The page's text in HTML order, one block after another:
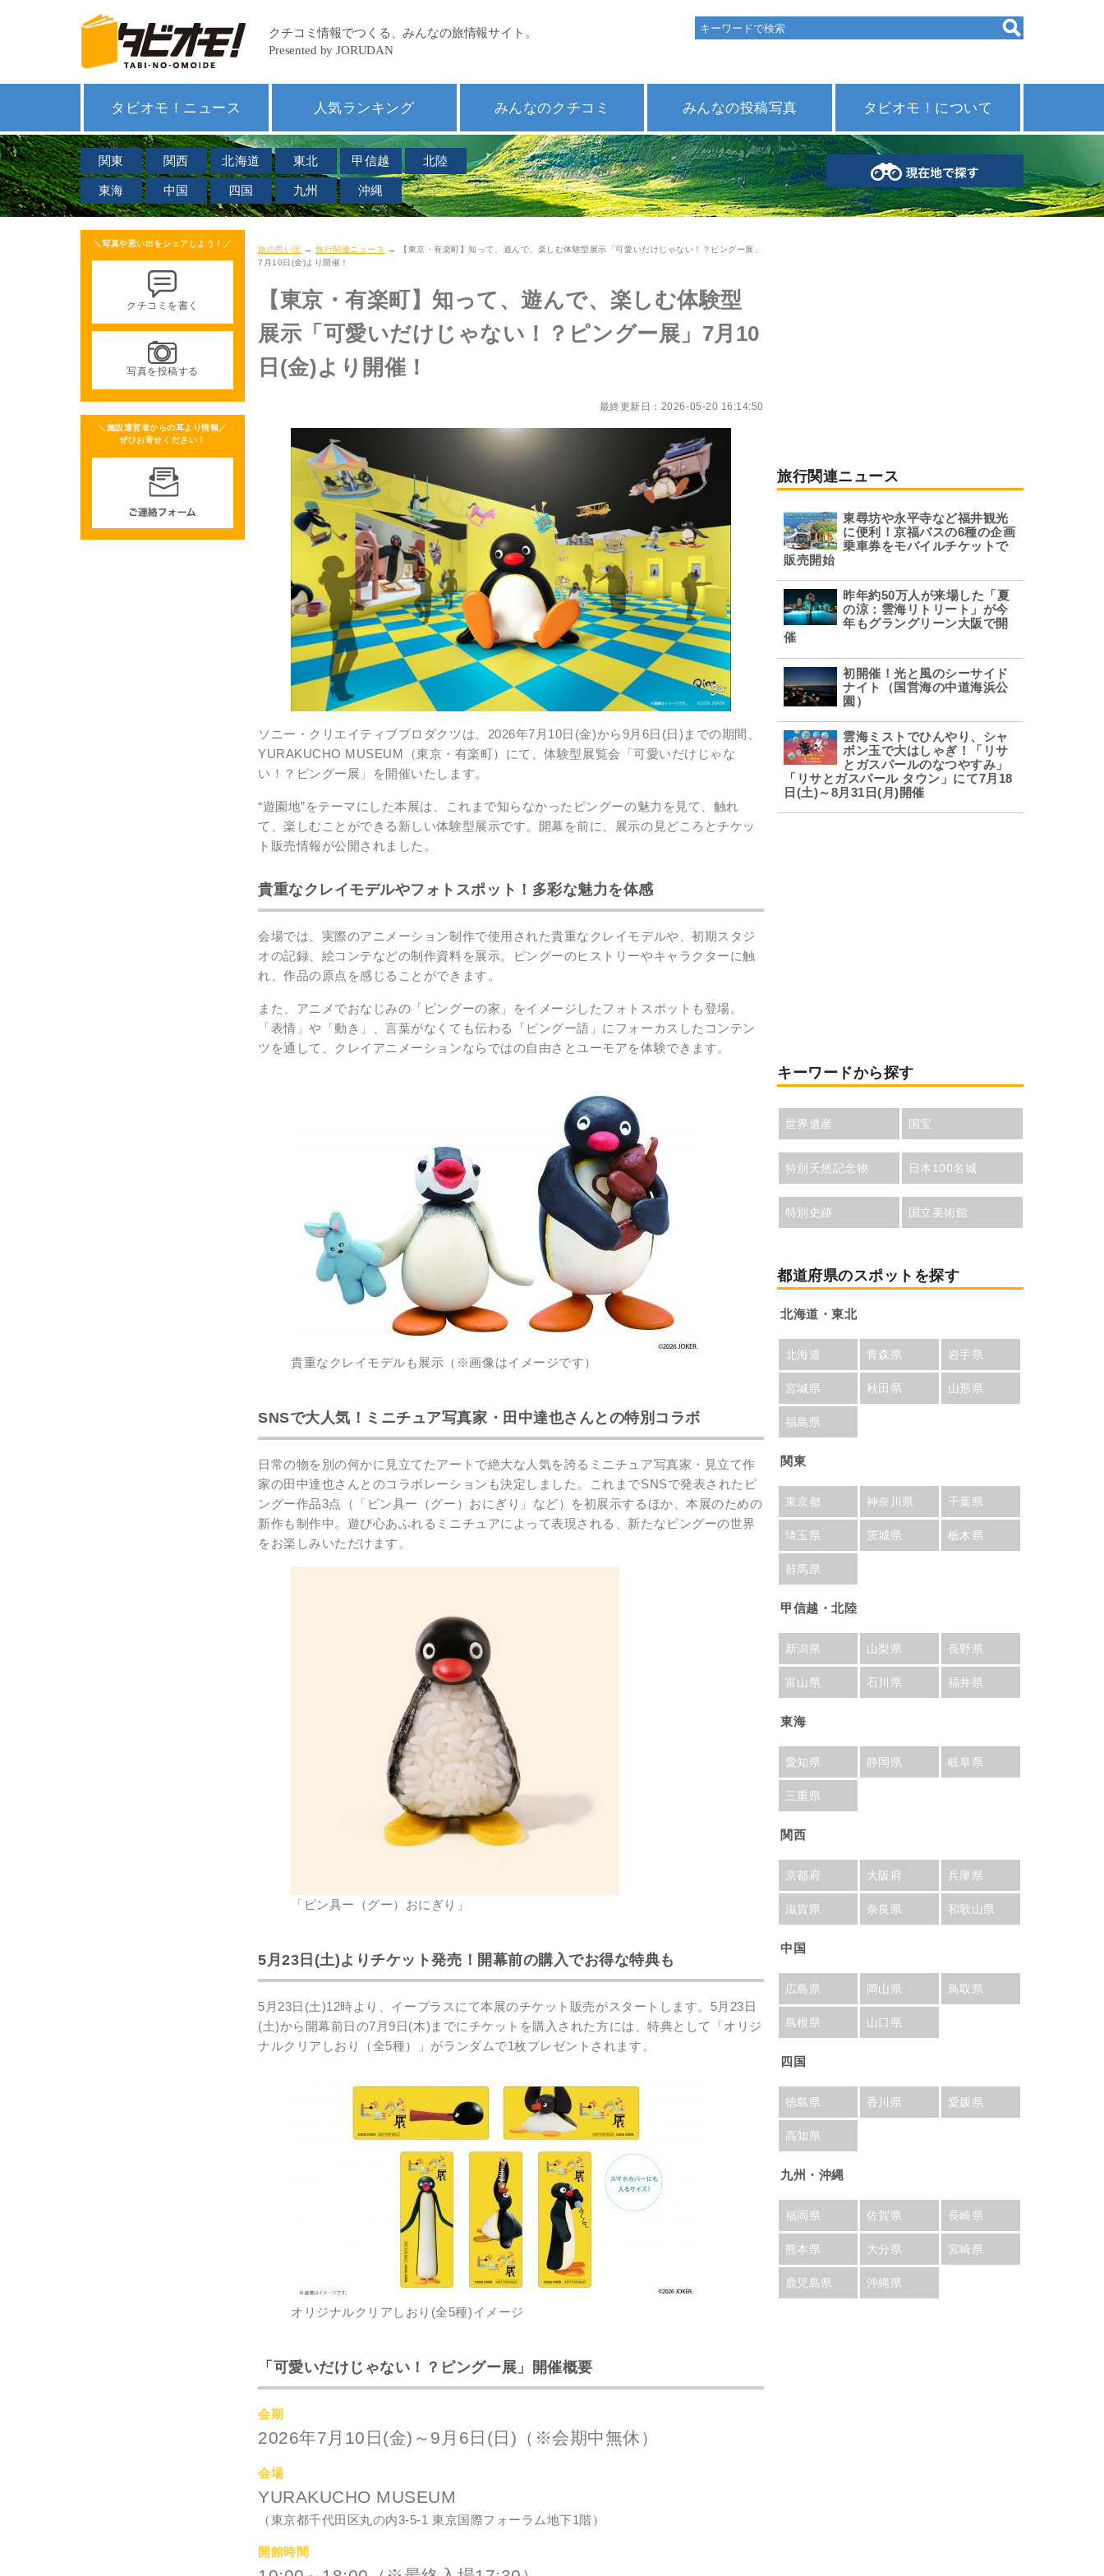
タビオモ！ニュース 人気ランキング みんなのクチコミ みんなの投稿写真 タビオモ！について
関東 関西 北海道 東北 甲信越 北陸
東海 中国 四国 九州 沖縄
旅の思い出 →旅行関連ニュース
→ 【東京・有楽町】知って、遊んで、楽しむ体験型展示「可愛いだけじゃない！？ピングー展」
7月10日(金)より開催！
【東京・有楽町】知って、遊んで、楽しむ体験型
展示「可愛いだけじゃない！？ピングー展」7月10
日(金)より開催！
最終更新日：2026-05-20 16:14:50
ソニー・クリエイティブプロダクツは、2026年7月10日(金)から9月6日(日)までの期間、
YURAKUCHO MUSEUM（東京・有楽町）にて、体験型展覧会「可愛いだけじゃな
い！？ピングー展」を開催いたします。
“遊園地”をテーマにした本展は、これまで知らなかったピングーの魅力を見て、触れ
て、楽しむことができる新しい体験型展示です。開幕を前に、展示の見どころとチケッ
ト販売情報が公開されました。
貴重なクレイモデルやフォトスポット！多彩な魅力を体感
会場では、実際のアニメーション制作で使用された貴重なクレイモデルや、初期スタジ
オの記録、絵コンテなどの制作資料を展示。ピングーのヒストリーやキャラクターに触
れ、作品の原点を感じることができます。
また、アニメでおなじみの「ピングーの家」をイメージしたフォトスポットも登場。
「表情」や「動き」、言葉がなくても伝わる「ピングー語」にフォーカスしたコンテン
ツを通して、クレイアニメーションならではの自由さとユーモアを体験できます。
貴重なクレイモデルも展示（※画像はイメージです）
SNSで大人気！ミニチュア写真家・田中達也さんとの特別コラボ
日常の物を別の何かに見立てたアートで絶大な人気を誇るミニチュア写真家・見立て作
家の田中達也さんとのコラボレーションも決定しました。これまでSNSで発表されたピ
ングー作品3点（「ピン具ー（グー）おにぎり」など）を初展示するほか、本展のための
新作も制作中。遊び心あふれるミニチュアによって表現される、新たなピングーの世界
をお楽しみいただけます。
「ピン具ー（グー）おにぎり」
5月23日(土)よりチケット発売！開幕前の購入でお得な特典も
5月23日(土)12時より、イープラスにて本展のチケット販売がスタートします。5月23日
(土)から開幕前日の7月9日(木)までにチケットを購入された方には、特典として「オリジ
ナルクリアしおり（全5種）」がランダムで1枚プレゼントされます。
オリジナルクリアしおり(全5種)イメージ
「可愛いだけじゃない！？ピングー展」開催概要
会期
2026年7月10日(金)～9月6日(日)（※会期中無休）
会場
YURAKUCHO MUSEUM
（東京都千代田区丸の内3-5-1 東京国際フォーラム地下1階）
開館時間
旅行関連ニュース
東尋坊や永平寺など福井観光
に便利！京福バスの6種の企画
乗車券をモバイルチケットで
販売開始
昨年約50万人が来場した「夏
の涼：雲海リトリート」が今
年もグラングリーン大阪で開
催
初開催！光と風のシーサイド
ナイト（国営海の中道海浜公
園）
雲海ミストでひんやり、シャ
ボン玉で大はしゃぎ！「リサ
とガスパールのなつやすみ」
「リサとガスパール タウン」にて7月18
日(土)～8月31日(月)開催
キーワードから探す
世界遺産 国宝
特別天然記念物 日本100名城
特別史跡 国立美術館
都道府県のスポットを探す
北海道・東北
北海道 青森県 岩手県
宮城県 秋田県 山形県
福島県
関東
東京都 神奈川県 千葉県
埼玉県 茨城県 栃木県
群馬県
甲信越・北陸
新潟県 山梨県 長野県
富山県 石川県 福井県
東海
愛知県 静岡県 岐阜県
三重県
関西
京都府 大阪府 兵庫県
滋賀県 奈良県 和歌山県
中国
広島県 岡山県 鳥取県
島根県 山口県
四国
徳島県 香川県 愛媛県
高知県
九州・沖縄
福岡県 佐賀県 長崎県
熊本県 大分県 宮崎県
鹿児島県 沖縄県
＼写真や思い出をシェアしよう！／
クチコミを書く
写真を投稿する
＼施設運営者からの耳より情報／
ぜひお寄せください！